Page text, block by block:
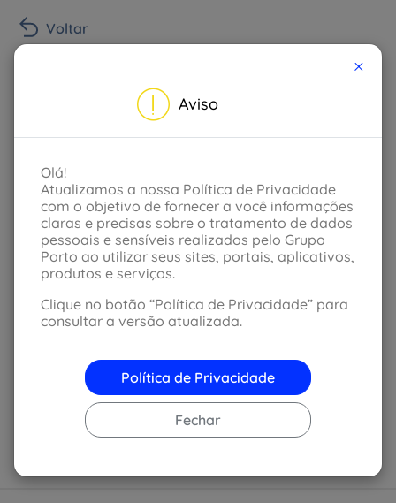
Voltar
carro extra?
Para solicitar o carro extra, ligue 4004-
0203 (opção 4). Você precisará atender os
seguintes critérios:
ser habilitado a mais de 2 anos
cartão de crédito em seu nome com limite mínimo
de R$ 800,00 (necessário para garantia da
O veículo locado deverá ser utilizado sem fins
lucrativos e poderá transportar somente o número
No momento do contato você também tem a opção
de solicitar créditos para usar nos aplicativos de
transporte Vá de Táxi e Uber.
Aviso
×
Olá!
Atualizamos a nossa Política de Privacidade
com o objetivo de fornecer a você informações
claras e precisas sobre o tratamento de dados
pessoais e sensíveis realizados pelo Grupo
Porto ao utilizar seus sites, portais, aplicativos,
produtos e serviços.
Clique no botão “Política de Privacidade” para
consultar a versão atualizada.
Política de Privacidade
Fechar